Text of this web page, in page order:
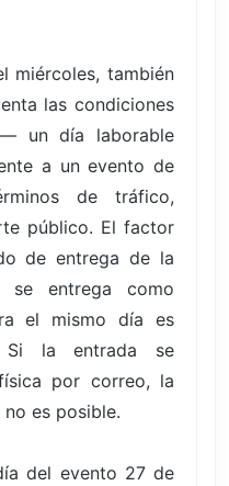
miércoles, también
las condiciones
un día laborable
a un evento de
de tráfico,
público. El factor
de entrega de la
se entrega como
el mismo día es
Si la entrada se
por correo, la
es posible.
del evento 27 de